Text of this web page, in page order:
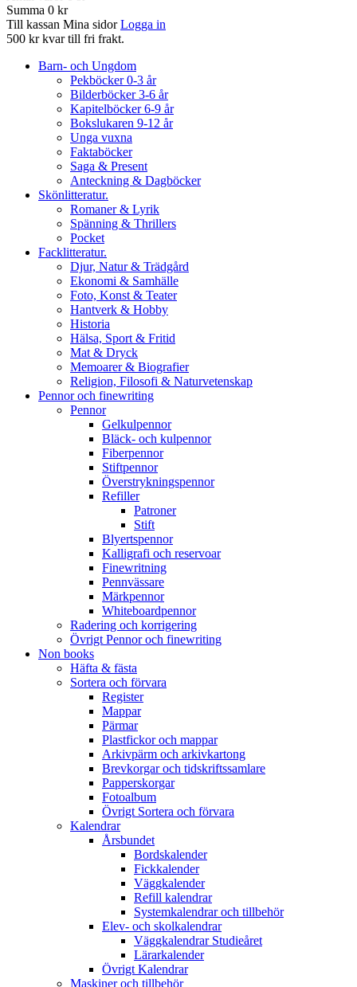
Summa 0 kr
Till kassan Mina sidor Logga in
500 kr kvar till fri frakt.
Barn- och Ungdom
Pekböcker 0-3 år
Bilderböcker 3-6 år
Kapitelböcker 6-9 år
Bokslukaren 9-12 år
Unga vuxna
Faktaböcker
Saga & Present
Anteckning & Dagböcker
Skönlitteratur.
Romaner & Lyrik
Spänning & Thrillers
Pocket
Facklitteratur.
Djur, Natur & Trädgård
Ekonomi & Samhälle
Foto, Konst & Teater
Hantverk & Hobby
Historia
Hälsa, Sport & Fritid
Mat & Dryck
Memoarer & Biografier
Religion, Filosofi & Naturvetenskap
Pennor och finewriting
Pennor
Gelkulpennor
Bläck- och kulpennor
Fiberpennor
Stiftpennor
Överstrykningspennor
Refiller
Patroner
Stift
Blyertspennor
Kalligrafi och reservoar
Finewritning
Pennvässare
Märkpennor
Whiteboardpennor
Radering och korrigering
Övrigt Pennor och finewriting
Non books
Häfta & fästa
Sortera och förvara
Register
Mappar
Pärmar
Plastfickor och mappar
Arkivpärm och arkivkartong
Brevkorgar och tidskriftssamlare
Papperskorgar
Fotoalbum
Övrigt Sortera och förvara
Kalendrar
Årsbundet
Bordskalender
Fickkalender
Väggkalender
Refill kalendrar
Systemkalendrar och tillbehör
Elev- och skolkalendrar
Väggkalendrar Studieåret
Lärarkalender
Övrigt Kalendrar
Maskiner och tillbehör